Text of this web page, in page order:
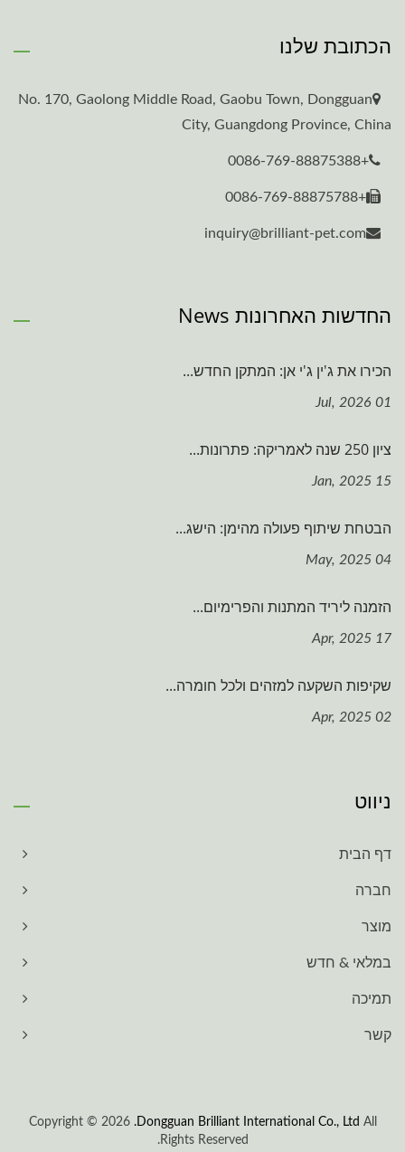
הכתובת שלנו
No. 170, Gaolong Middle Road, Gaobu Town, Dongguan
City, Guangdong Province, China
+0086-769-88875388
+0086-769-88875788
inquiry@brilliant-pet.com
החדשות האחרונות News
הכירו את ג'ין ג'י אן: המתקן החדש...
01 Jul, 2026
ציון 250 שנה לאמריקה: פתרונות...
15 Jan, 2025
הבטחת שיתוף פעולה מהימן: הישג...
04 May, 2025
הזמנה ליריד המתנות והפרימיום...
17 Apr, 2025
שקיפות השקעה למזהים ולכל חומרה...
02 Apr, 2025
ניווט
דף הבית
חברה
מוצר
במלאי & חדש
תמיכה
קשר
Copyright © 2026 Dongguan Brilliant International Co., Ltd. All
Rights Reserved.